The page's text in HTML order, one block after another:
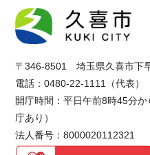
〒346-8501 埼玉県久喜市下
電話：0480-22-1111（代表）
開庁時間：平日午前8時45分
庁あり）
法人番号：8000020112321